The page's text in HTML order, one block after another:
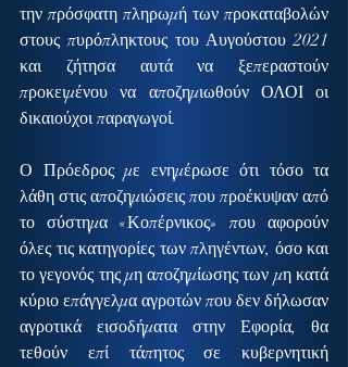
την πρόσφατη πληρωμή των προκαταβολών
στους πυρόπληκτους του Αυγούστου 2021
και ζήτησα αυτά να ξεπεραστούν
προκειμένου να αποζημιωθούν ΟΛΟΙ οι
δικαιούχοι παραγωγοί.
Ο Πρόεδρος με ενημέρωσε ότι τόσο τα
λάθη στις αποζημιώσεις που προέκυψαν από
το σύστημα «Κοπέρνικος» που αφορούν
όλες τις κατηγορίες των πληγέντων, όσο και
το γεγονός της μη αποζημίωσης των μη κατά
κύριο επάγγελμα αγροτών που δεν δήλωσαν
αγροτικά εισοδήματα στην Εφορία, θα
τεθούν επί τάπητος σε κυβερνητική